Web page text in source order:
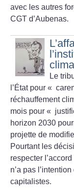
avec les autres
CGT d’Aubenas.
Le
l’État pour «
réchauffement
mois pour «
horizon 2030
projette de
Pourtant les
respecter
n’a pas
capitalistes.